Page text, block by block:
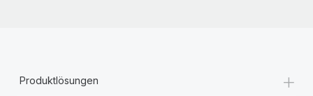
Produktlösungen +